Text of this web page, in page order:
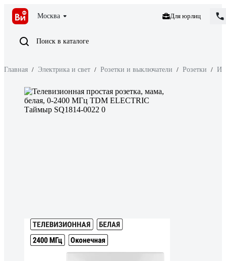
Москва Для юрлиц
Поиск в каталоге
Главная / Электрика и свет / Розетки и выключатели / Розетки /